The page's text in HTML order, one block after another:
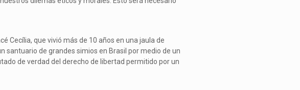
Cecília, que vivió más de 10 años en una jaula de
de grandes simios en Brasil por medio de un
de verdad del derecho de libertad permitido por un